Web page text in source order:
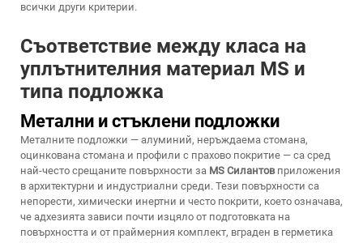
всички други критерии.
Съответствие между класа на
уплътнителния материал MS и
типа подложка
Метални и стъклени подложки
Металните подложки — алуминий, неръждаема стомана,
оцинкована стомана и профили с прахово покритие — са сред
най-често срещаните повърхности за MS Силантов приложения
в архитектурни и индустриални среди. Тези повърхности са
непорести, химически инертни и често покрити, което означава,
че адхезията зависи почти изцяло от подготовката на
повърхността и от праймерния комплект, вграден в герметика